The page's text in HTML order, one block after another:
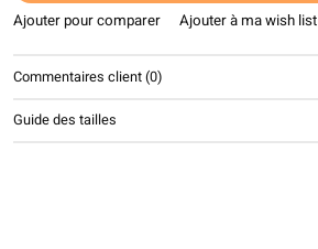
Ajouter pour comparer Ajouter à ma wish list
Commentaires client (0)
Guide des tailles